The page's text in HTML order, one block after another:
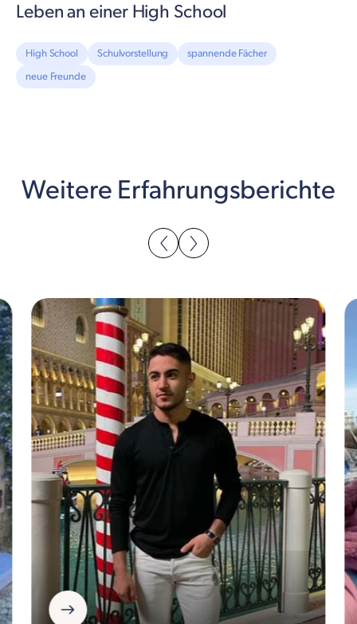
Leben an einer High School
High School Schulvorstellung
spannende Fächer
neue Freunde
Weitere Erfahrungsberichte